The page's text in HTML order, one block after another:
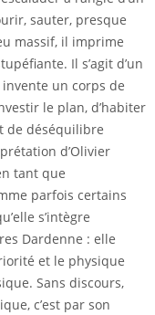
sauter, presque
massif, il imprime
Il s’agit d’un
un corps de
le plan, d’habiter
de déséquilibre
d’Olivier
tant que
parfois certains
s’intègre
Dardenne : elle
et le physique
Sans discours,
c’est par son